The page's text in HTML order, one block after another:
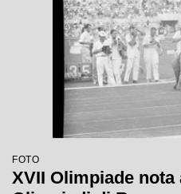
FOTO
XVII Olimpiade nota